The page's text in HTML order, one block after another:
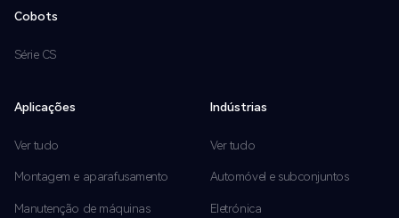
Cobots
Série CS
Aplicações
Ver tudo
Montagem e aparafusamento
Manutenção de máquinas
Indústrias
Ver tudo
Automóvel e subconjuntos
Eletrónica